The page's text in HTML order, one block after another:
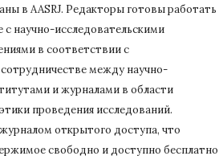
в AASRJ. Редакторы готовыработать
с научно-исследовательскими
в соответствии с
между научно-
и журналами в области
проведения исследований.
открытого доступа, что
свободно и доступно бесплатно